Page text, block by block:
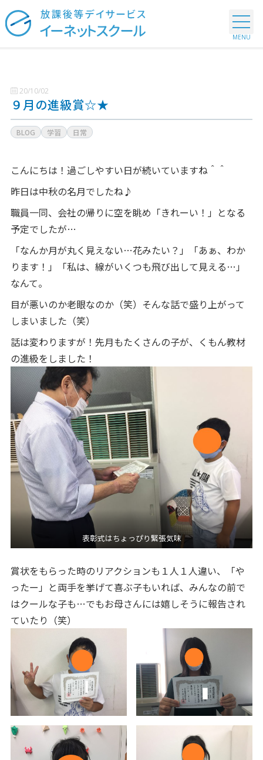
20/10/02
９月の進級賞☆★
BLOG 学習 日常
こんにちは！過ごしやすい日が続いていますね＾＾
昨日は中秋の名月でしたね♪
職員一同、会社の帰りに空を眺め「きれーい！」となる
予定でしたが…
「なんか月が丸く見えない…花みたい？」「あぁ、わか
ります！」「私は、線がいくつも飛び出して見える…」
なんて。
目が悪いのか老眼なのか（笑）そんな話で盛り上がって
しまいました（笑）
話は変わりますが！先月もたくさんの子が、くもん教材
の進級をしました！
表彰式はちょっぴり緊張気味
賞状をもらった時のリアクションも１人１人違い、「や
ったー」と両手を挙げて喜ぶ子もいれば、みんなの前で
はクールな子も…でもお母さんには嬉しそうに報告され
ていたり（笑）